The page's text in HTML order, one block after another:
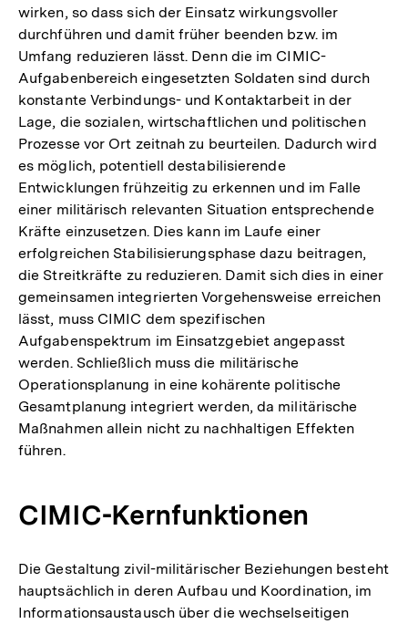
wirken, so dass sich der Einsatz wirkungsvoller
durchführen und damit früher beenden bzw. im
Umfang reduzieren lässt. Denn die im CIMIC-
Aufgabenbereich eingesetzten Soldaten sind durch
konstante Verbindungs- und Kontaktarbeit in der
Lage, die sozialen, wirtschaftlichen und politischen
Prozesse vor Ort zeitnah zu beurteilen. Dadurch wird
es möglich, potentiell destabilisierende
Entwicklungen frühzeitig zu erkennen und im Falle
einer militärisch relevanten Situation entsprechende
Kräfte einzusetzen. Dies kann im Laufe einer
erfolgreichen Stabilisierungsphase dazu beitragen,
die Streitkräfte zu reduzieren. Damit sich dies in einer
gemeinsamen integrierten Vorgehensweise erreichen
lässt, muss CIMIC dem spezifischen
Aufgabenspektrum im Einsatzgebiet angepasst
werden. Schließlich muss die militärische
Operationsplanung in eine kohärente politische
Gesamtplanung integriert werden, da militärische
Maßnahmen allein nicht zu nachhaltigen Effekten
führen.
CIMIC-Kernfunktionen
Die Gestaltung zivil-militärischer Beziehungen besteht
hauptsächlich in deren Aufbau und Koordination, im
Informationsaustausch über die wechselseitigen